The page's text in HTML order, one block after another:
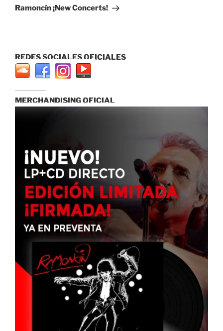
entrada
Ramoncín ¡New Concerts!
REDES SOCIALES OFICIALES
MERCHANDISING OFICIAL